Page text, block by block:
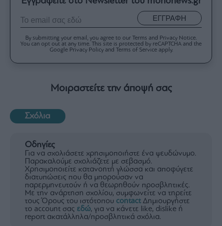
ΕΓΓΡΑΦΗ
By submitting your email, you agree to our Terms and Privacy Notice.
You can opt out at any time. This site is protected by reCAPTCHA and the
Google Privacy Policy and Terms of Service apply.
Μοιραστείτε την άποψή σας
Σχόλια
Οδηγίες
Για να σχολιάσετε χρησιμοποιήστε ένα ψευδώνυμο.
Παρακαλούμε σχολιάζετε με σεβασμό.
Χρησιμοποιείτε κατανοητή γλώσσα και αποφύγετε
διατυπώσεις που θα μπορούσαν να
παρερμηνευτούν ή να θεωρηθούν προσβλητικές.
Με την ανάρτηση σχολίου, συμφωνείτε να τηρείτε
τους Όρους του ιστότοπου contactΔημιουργήστε
το account σας εδώ, για να κάνετε like, dislike ή
report ακατάλληλα/προσβλητικά σχόλια.